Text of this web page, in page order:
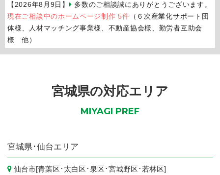
【2026年8月9日】
多数のご相談誠にありがとうございます。
現在ご相談中のホームページ制作 5件 （６次産業化サポート団
体様、人材マッチング事業様、不動産協会様、勤労者互助会
様 他）
宮城県の対応エリア
MIYAGI PREF
宮城県 ･仙台エリア
仙台市[青葉区･ 太白区･ 泉区･宮城野区･ 若林区]